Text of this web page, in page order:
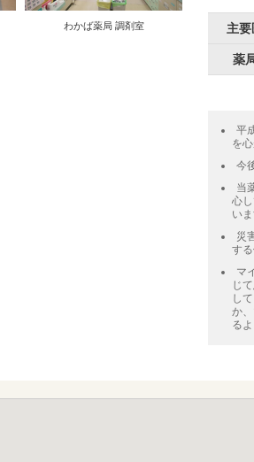
わかば薬局 調剤室 主
薬
平
を
今
当
心
い
災
す
マ
じ
し
か
る